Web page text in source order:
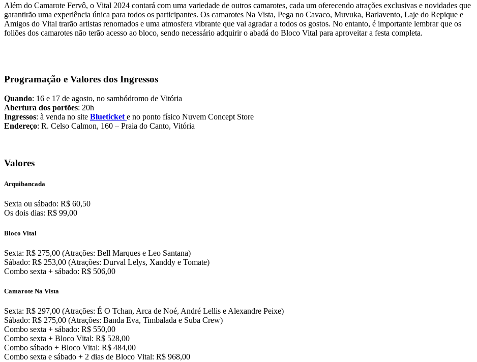
Além do Camarote Fervô, o Vital 2024 contará com uma variedade de outros camarotes, cada um oferecendo atrações exclusivas e novidades que
garantirão uma experiência única para todos os participantes. Os camarotes Na Vista, Pega no Cavaco, Muvuka, Barlavento, Laje do Repique e
Amigos do Vital trarão artistas renomados e uma atmosfera vibrante que vai agradar a todos os gostos. No entanto, é importante lembrar que os
foliões dos camarotes não terão acesso ao bloco, sendo necessário adquirir o abadá do Bloco Vital para aproveitar a festa completa.
Programação e Valores dos Ingressos
Quando: 16 e 17 de agosto, no sambódromo de Vitória
Abertura dos portões: 20h
Ingressos: à venda no site Blueticket e no ponto físico Nuvem Concept Store
Endereço: R. Celso Calmon, 160 – Praia do Canto, Vitória
Valores
Arquibancada
Sexta ou sábado: R$ 60,50
Os dois dias: R$ 99,00
Bloco Vital
Sexta: R$ 275,00 (Atrações: Bell Marques e Leo Santana)
Sábado: R$ 253,00 (Atrações: Durval Lelys, Xanddy e Tomate)
Combo sexta + sábado: R$ 506,00
Camarote Na Vista
Sexta: R$ 297,00 (Atrações: É O Tchan, Arca de Noé, André Lellis e Alexandre Peixe)
Sábado: R$ 275,00 (Atrações: Banda Eva, Timbalada e Suba Crew)
Combo sexta + sábado: R$ 550,00
Combo sexta + Bloco Vital: R$ 528,00
Combo sábado + Bloco Vital: R$ 484,00
Combo sexta e sábado + 2 dias de Bloco Vital: R$ 968,00